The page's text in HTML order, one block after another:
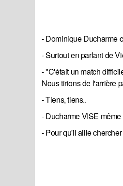
- Dominique Ducharme
- Surtout en parlant de
- "C'était un match
Nous tirions de l'arrière
- Tiens, tiens..
- Ducharme VISE
- Pour qu'il aille